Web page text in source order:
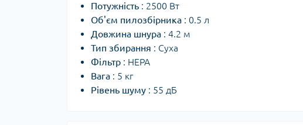
Потужність : 2500 Вт
Об'єм пилозбірника : 0.5 л
Довжина шнура : 4.2 м
Тип збирання : Суха
Фільтр : НЕРА
Вага : 5 кг
Рівень шуму : 55 дБ